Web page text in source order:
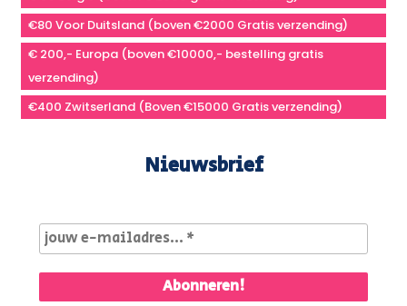
€80 Voor Duitsland (boven €2000 Gratis verzending)
€ 200,- Europa (boven €10000,- bestelling gratis
verzending)
€400 Zwitserland (Boven €15000 Gratis verzending)
Nieuwsbrief